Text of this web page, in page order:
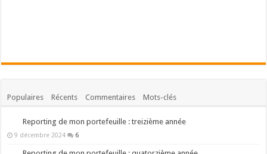
Populaires Récents Commentaires Mots-clés
Reporting de mon portefeuille : treizième année
9 décembre 2024 6